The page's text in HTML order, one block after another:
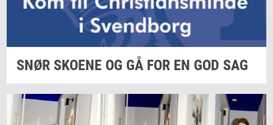
SNØR SKO­E­NE OG GÅ FOR EN GOD SAG